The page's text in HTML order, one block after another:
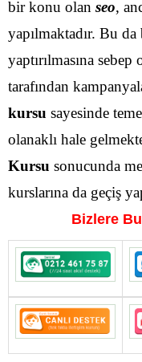
bir konu olan seo,
yapılmaktadır. Bu
yaptırılmasına sebep
tarafından
kursu sayesinde
olanaklı hale
Kursu sonucunda
kurslarına da geçiş
Bizlere